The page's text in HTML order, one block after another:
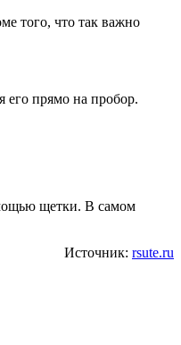
того, что так важно
его прямо на пробор.
щетки. В самом
Источник: rsute.ru